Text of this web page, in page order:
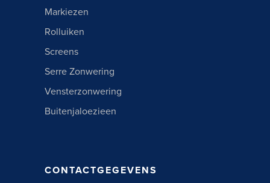
Markiezen
Rolluiken
Screens
Serre Zonwering
Vensterzonwering
Buitenjaloezieen
CONTACTGEGEVENS